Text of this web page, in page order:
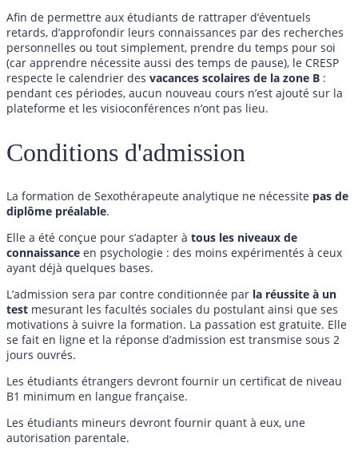
Afin de permettre aux étudiants de rattraper d’éventuels
retards, d’approfondir leurs connaissances par des recherches
personnelles ou tout simplement, prendre du temps pour soi
(car apprendre nécessite aussi des temps de pause), le CRESP
respecte le calendrier des vacances scolaires de la zone B :
pendant ces périodes, aucun nouveau cours n’est ajouté sur la
plateforme et les visioconférences n’ont pas lieu.
Conditions d'admission
La formation de Sexothérapeute analytique ne nécessite pas de
diplôme préalable.
Elle a été conçue pour s’adapter à tous les niveaux de
connaissance en psychologie : des moins expérimentés à ceux
ayant déjà quelques bases.
L’admission sera par contre conditionnée par la réussite à un
test mesurant les facultés sociales du postulant ainsi que ses
motivations à suivre la formation. La passation est gratuite. Elle
se fait en ligne et la réponse d’admission est transmise sous 2
jours ouvrés.
Les étudiants étrangers devront fournir un certificat de niveau
B1 minimum en langue française.
Les étudiants mineurs devront fournir quant à eux, une
autorisation parentale.